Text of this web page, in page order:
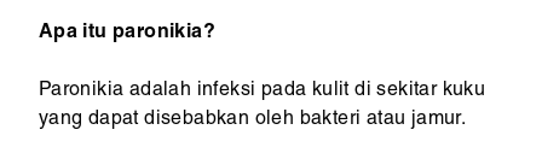
Apa itu paronikia?
Paronikia adalah infeksi pada kulit di sekitar kuku
yang dapat disebabkan oleh bakteri atau jamur.